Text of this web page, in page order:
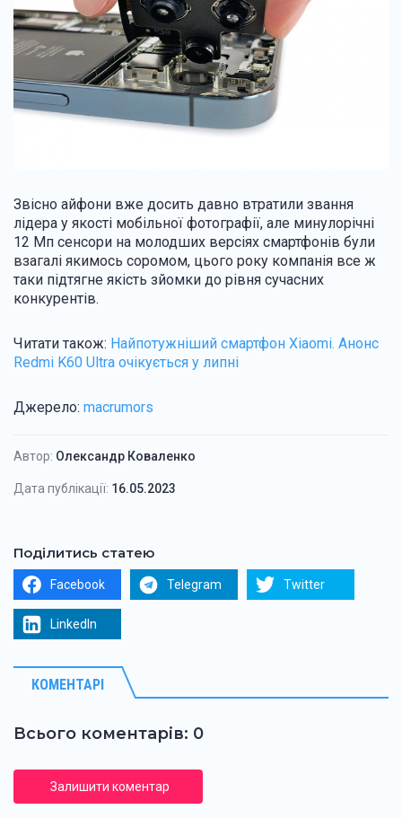
Звісно айфони вже досить давно втратили звання
лідера у якості мобільної фотографії, але минулорічні
12 Мп сенсори на молодших версіях смартфонів були
взагалі якимось соромом, цього року компанія все ж
таки підтягне якість зйомки до рівня сучасних
конкурентів.
Читати також: Найпотужніший смартфон Xiaomi. Анонс
Redmi K60 Ultra очікується у липні
Джерело: macrumors
Автор: Олександр Коваленко
Дата публікації: 16.05.2023
Поділитись статею
Facebook Telegram Twitter
LinkedIn
КОМЕНТАРІ
Всього коментарів: 0
Залишити коментар